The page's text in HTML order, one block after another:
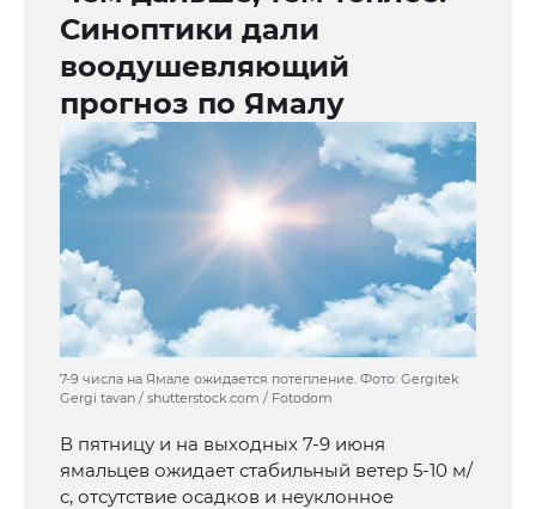
Синоптики дали
воодушевляющий
прогноз по Ямалу
7-9 числа на Ямале ожидается потепление. Фото: Gergitek
Gergi tavan / shutterstock.com / Fotodom
В пятницу и на выходных 7-9 июня
ямальцев ожидает стабильный ветер 5-10 м/
с, отсутствие осадков и неуклонное